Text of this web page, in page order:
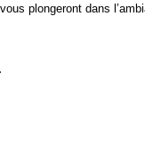
plongeront dans